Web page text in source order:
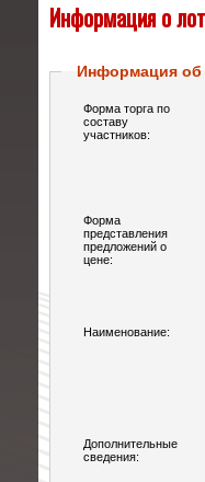
Информация о
Информация об
Форма торга по
составу
участников:
Форма
представления
предложений о
цене:
Наименование:
Дополнительные
сведения: